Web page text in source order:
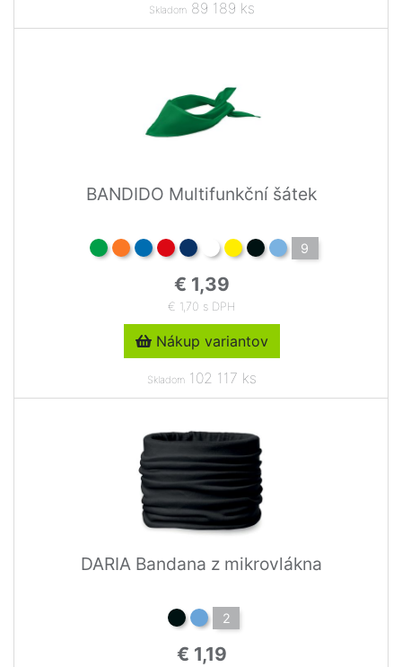
Skladom89 189 ks
BANDIDO Multifunkční šátek
9
€ 1,39
€ 1,70 s DPH
Nákup variantov
Skladom102 117 ks
DARIA Bandana z mikrovlákna
2
€ 1,19